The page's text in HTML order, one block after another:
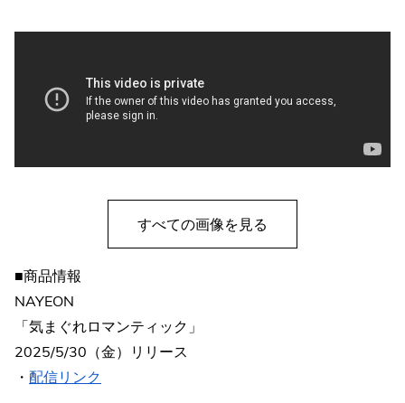
すべての画像を見る
■商品情報
NAYEON
「気まぐれロマンティック」
2025/5/30（金）リリース
・ 配信リンク